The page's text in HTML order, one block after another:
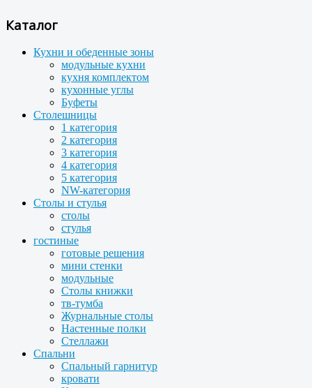
Каталог
Кухни и обеденные зоны
модульные кухни
кухня комплектом
кухонные углы
Буфеты
Столешницы
1 категория
2 категория
3 категория
4 категория
5 категория
NW-категория
Столы и стулья
столы
стулья
гостиные
готовые решения
мини стенки
модульные
Столы книжки
тв-тумба
Журнальные столы
Настенные полки
Стеллажи
Спальни
Спальный гарнитур
кровати